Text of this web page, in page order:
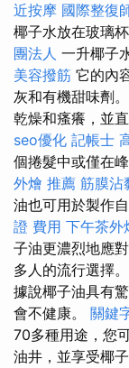
近按摩 國際整復
椰子水放在玻璃
團法人 一升椰子
美容撥筋 它的內
灰和有機甜味劑
乾燥和瘙癢，並
seo優化 記帳士
個捲髮中或僅在
外燴 推薦 筋膜沾
油也可用於製作
證 費用 下午茶外
子油更濃烈地應
多人的流行選擇。
據說椰子油具有
會不健康。 關鍵
70多種用途，您
油井，並享受椰